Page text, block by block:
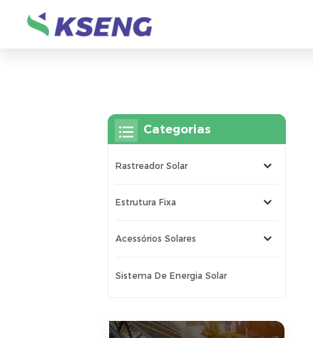
Categorias
Rastreador Solar
Estrutura Fixa
Acessórios Solares
Sistema De Energia Solar